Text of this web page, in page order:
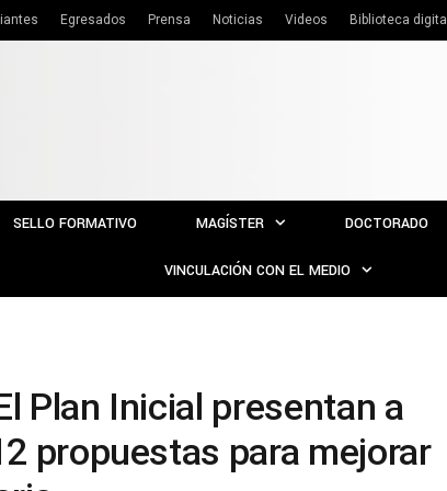
Egresados Prensa Noticias Videos Biblioteca digital
SELLO FORMATIVO MAGÍSTER DOCTORADO
VINCULACIÓN CON EL MEDIO
Plan Inicial presentan a
propuestas para mejorar